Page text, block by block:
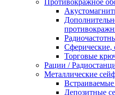
Противокражное
Сферические,
Торговые
Рации /
Металлические
Депозитные